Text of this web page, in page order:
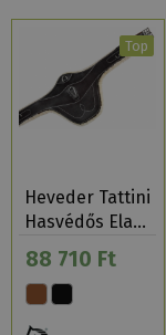
Top
Heveder Tattini
Hasvédős Ela…
88 710 Ft